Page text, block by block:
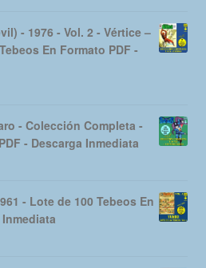
- 1976 - Vol. 2 - Vértice –
En Formato PDF -
- Colección Completa -
- Descarga Inmediata
- Lote de 100 Tebeos En